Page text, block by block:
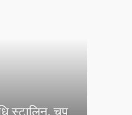
स्टालिन, चुप